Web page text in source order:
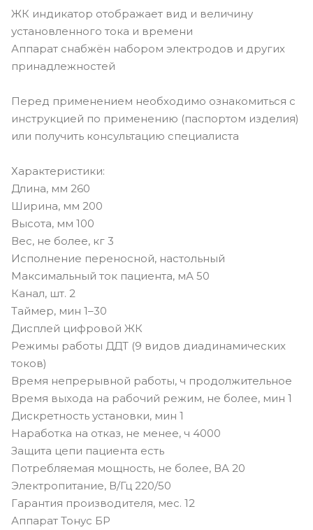
ЖК индикатор отображает вид и величину
установленного тока и времени
Аппарат снабжён набором электродов и других
принадлежностей
Перед применением необходимо ознакомиться с
инструкцией по применению (паспортом изделия)
или получить консультацию специалиста
Характеристики:
Длина, мм 260
Ширина, мм 200
Высота, мм 100
Вес, не более, кг 3
Исполнение переносной, настольный
Максимальный ток пациента, мА 50
Канал, шт. 2
Таймер, мин 1–30
Дисплей цифровой ЖК
Режимы работы ДДТ (9 видов диадинамических
токов)
Время непрерывной работы, ч продолжительное
Время выхода на рабочий режим, не более, мин 1
Дискретность установки, мин 1
Наработка на отказ, не менее, ч 4000
Защита цепи пациента есть
Потребляемая мощность, не более, ВА 20
Электропитание, В/Гц 220/50
Гарантия производителя, мес. 12
Аппарат Тонус БР